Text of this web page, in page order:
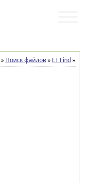
» Поиск файлов» EF Find»